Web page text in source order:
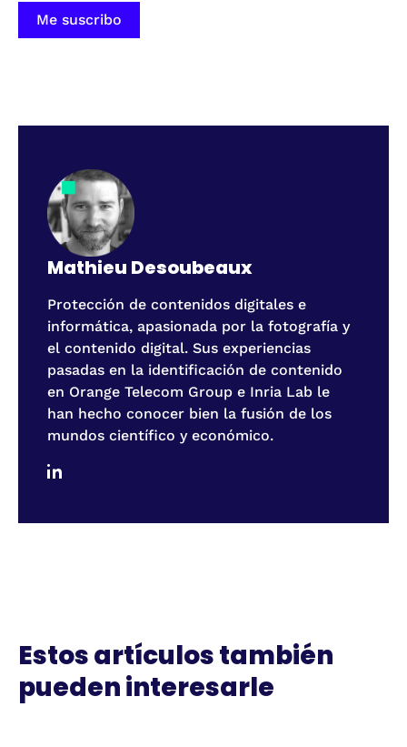
Me suscribo
Mathieu Desoubeaux
Protección de contenidos digitales e
informática, apasionada por la fotografía y
el contenido digital. Sus experiencias
pasadas en la identificación de contenido
en Orange Telecom Group e Inria Lab le
han hecho conocer bien la fusión de los
mundos científico y económico.
Estos artículos también
pueden interesarle